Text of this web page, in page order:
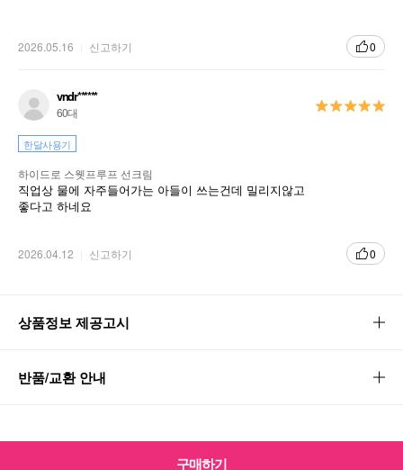
2026.05.16 신고하기 0
vndr******
60대
한달사용기
하이드로 스웻프루프 선크림
직업상 물에 자주들어가는 아들이 쓰는건데 밀리지않고
좋다고 하네요
2026.04.12 신고하기 0
상품정보 제공고시
반품/교환 안내
구매하기